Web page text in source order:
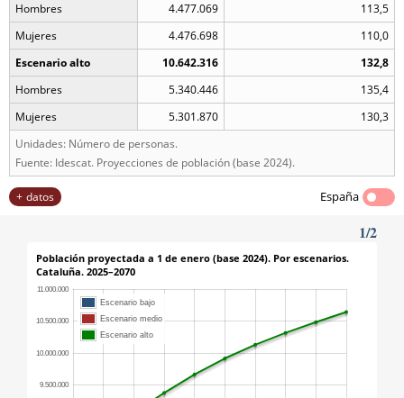
Hombres
4.477.069
113,5
Mujeres
4.476.698
110,0
Escenario alto
10.642.316
132,8
Hombres
5.340.446
135,4
Mujeres
5.301.870
130,3
Unidades: Número de personas.
Fuente: Idescat. Proyecciones de población (base 2024).
datos España